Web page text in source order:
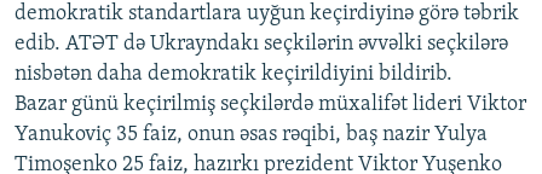
ARAŞDIRMA
MULTIMEDIA
VIDEO
FOTOQALEREYA
RADIO ARXIV
OXU ZALI
HAQQIMIZDA
demokratik standartlara uyğun keçirdiyinə görə təbrik
edib. ATƏT də Ukrayndakı seçkilərin əvvəlki seçkilərə
nisbətən daha demokratik keçirildiyini bildirib.
Bazar günü keçirilmiş seçkilərdə müxalifət lideri Viktor
Yanukoviç 35 faiz, onun əsas rəqibi, baş nazir Yulya
Timoşenko 25 faiz, hazırkı prezident Viktor Yuşenko